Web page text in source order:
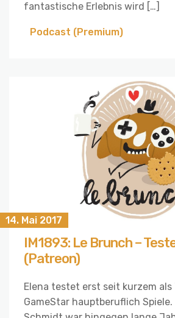
fantastische Erlebnis wird […]
Podcast (Premium)
14. Mai 2017
IM1893: Le Brunch –
(Patreon)
Elena testet erst seit kurzem als
GameStar hauptberuflich